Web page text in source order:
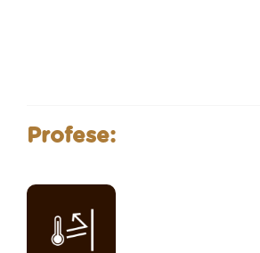
Profese: